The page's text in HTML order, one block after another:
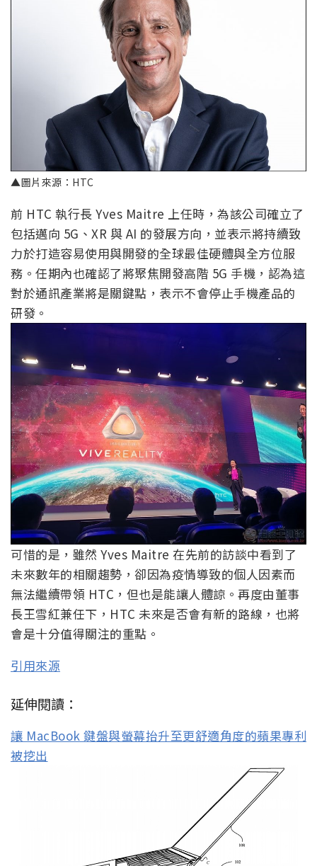
▲圖片來源：HTC
前 HTC 執行長 Yves Maitre 上任時，為該公司確立了
包括邁向 5G、XR 與 AI 的發展方向，並表示將持續致
力於打造容易使用與開發的全球最佳硬體與全方位服
務。任期內也確認了將聚焦開發高階 5G 手機，認為這
對於通訊產業將是關鍵點，表示不會停止手機產品的
研發。
可惜的是，雖然 Yves Maitre 在先前的訪談中看到了
未來數年的相關趨勢，卻因為疫情導致的個人因素而
無法繼續帶領 HTC，但也是能讓人體諒。再度由董事
長王雪紅兼任下，HTC 未來是否會有新的路線，也將
會是十分值得關注的重點。
引用來源
延伸閱讀：
讓 MacBook 鍵盤與螢幕抬升至更舒適角度的蘋果專利
被挖出